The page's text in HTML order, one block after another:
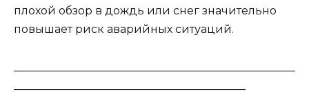
плохой обзор в дождь или снег значительно
повышает риск аварийных ситуаций.